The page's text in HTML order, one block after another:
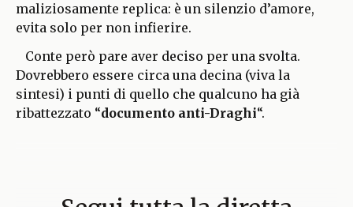
maliziosamente replica: è un silenzio d’amore,
evita solo per non infierire.
Conte però pare aver deciso per una svolta.
Dovrebbero essere circa una decina (viva la
sintesi) i punti di quello che qualcuno ha già
ribattezzato “documento anti-Draghi“.